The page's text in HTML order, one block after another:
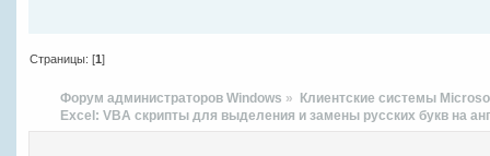
Страницы: [1]
Форум администраторов Windows »
Клиентские системы
Excel: VBA скрипты для выделения и замены русских букв на